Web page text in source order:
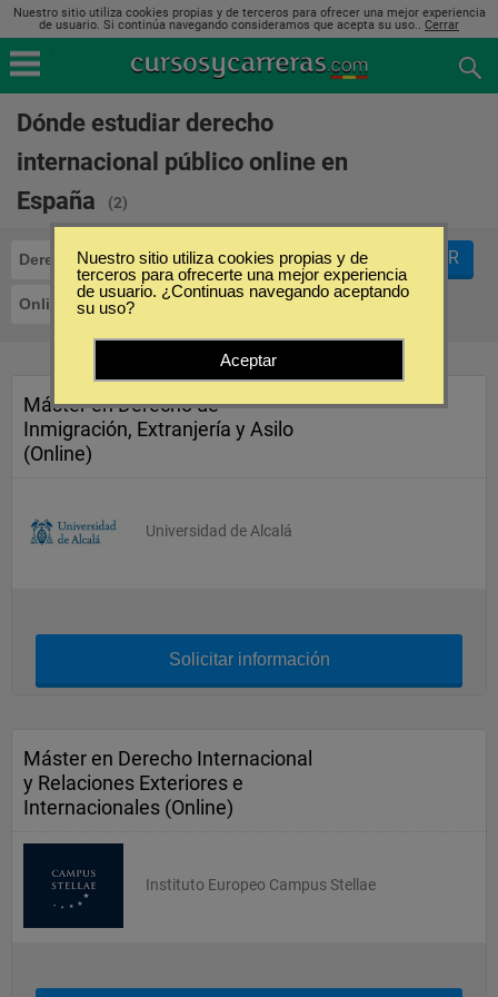
Nuestro sitio utiliza cookies propias y de terceros para ofrecer una mejor experiencia
de usuario. Si continúa navegando consideramos que acepta su uso.. Cerrar
Dónde estudiar derecho
internacional público online en
España
(2)
Derecho Internacional Público
Online
FILTRAR
Máster en Derecho de
Inmigración, Extranjería y Asilo
(Online)
Universidad de Alcalá
Solicitar información
Máster en Derecho Internacional
y Relaciones Exteriores e
Internacionales (Online)
Instituto Europeo Campus Stellae
Nuestro sitio utiliza cookies propias y de
terceros para ofrecerte una mejor experiencia
de usuario. ¿Continuas navegando aceptando
su uso?
Aceptar